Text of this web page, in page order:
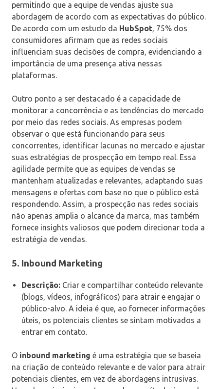
permitindo que a equipe de vendas ajuste sua
abordagem de acordo com as expectativas do público.
De acordo com um estudo da HubSpot , 75% dos
consumidores afirmam que as redes sociais
influenciam suas decisões de compra, evidenciando a
importância de uma presença ativa nessas
plataformas.
Outro ponto a ser destacado é a capacidade de
monitorar a concorrência e as tendências do mercado
por meio das redes sociais. As empresas podem
observar o que está funcionando para seus
concorrentes, identificar lacunas no mercado e ajustar
suas estratégias de prospecção em tempo real. Essa
agilidade permite que as equipes de vendas se
mantenham atualizadas e relevantes, adaptando suas
mensagens e ofertas com base no que o público está
respondendo. Assim, a prospecção nas redes sociais
não apenas amplia o alcance da marca, mas também
fornece insights valiosos que podem direcionar toda a
estratégia de vendas.
5. Inbound Marketing
Descrição: Criar e compartilhar conteúdo relevante
(blogs, vídeos, infográficos) para atrair e engajar o
público-alvo. A ideia é que, ao fornecer informações
úteis, os potenciais clientes se sintam motivados a
entrar em contato.
O inbound marketing é uma estratégia que se baseia
na criação de conteúdo relevante e de valor para atrair
potenciais clientes, em vez de abordagens intrusivas.